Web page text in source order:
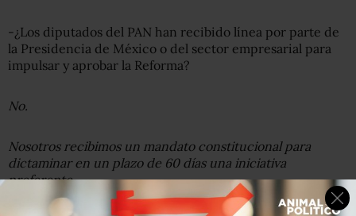
-¿Los diputados del PAN han recibido línea por parte de
la Presidencia de México o del sector empresarial para
impulsar y aprobar la Reforma?
No.
Nosotros recibimos un mandato constitucional para
dictaminar en un plazo de 60 días una iniciativa
preferente.